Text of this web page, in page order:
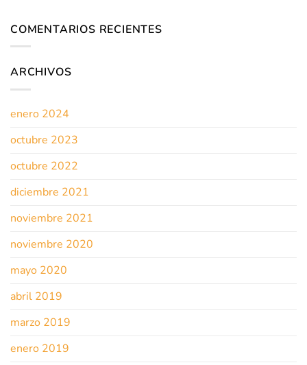
COMENTARIOS RECIENTES
ARCHIVOS
enero 2024
octubre 2023
octubre 2022
diciembre 2021
noviembre 2021
noviembre 2020
mayo 2020
abril 2019
marzo 2019
enero 2019